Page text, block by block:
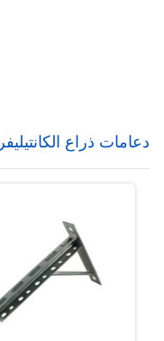
دعامات ذراع الكانتيليفر